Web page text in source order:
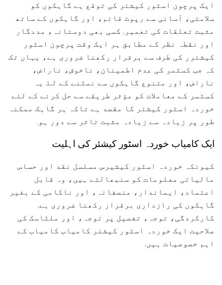
ایک پرچون اسٹور کیشئر کی توقع ہے گاہکوں کو
سلامتی، آسانی سے رپوٹ قائم، اور گاہکوں کے ساتھ
مثبت تعلقات کی تعمیر. کسی بھی دوستانہ، مددگار
اور نقطہ نظر کے مطابق ہر ایک وقت پرچون اسٹور
کیشئرر کی طرف سے برقرار رکھنا ضروری ہے، یہاں تک
کہ جب کسٹمر کی عدم اطمینان، ناخوش، ناراض،
ناراض، اور متنوع گاہکوں سے نمٹنے کے لۓ. یہ
کسٹمر کے معاملات کو مؤثر طریقے سے حل کرنے کے لئے
خوردہ اسٹور کیشئر کا مقصد ہے تاکہ ہر گاہک ممکنہ
طور پر زیادہ سے زیادہ مثبت تاثر سے دور ہو.
ایک کامیاب خوردہ اسٹور کیشئر کی اہلیت
کیونکہ خوردہ اسٹور کیشیرس مسلسل نقد اور حساس
مالیاتی معلومات کو سنبھالتے ہیں، وہ قابل
اعتماد، ایماندار، منصفانہ، اور ناکامی کے بغیر
گاہکوں کی رازداری برقرار رکھنا ضروری ہے.
کارکردگی، توجہ، تفصیل پر توجہ، اور ملٹاسک کی
صلاحیت ایک خوردہ اسٹور کیشئر کامیاب کامیاب کے
اہم خصوصیات ہیں.